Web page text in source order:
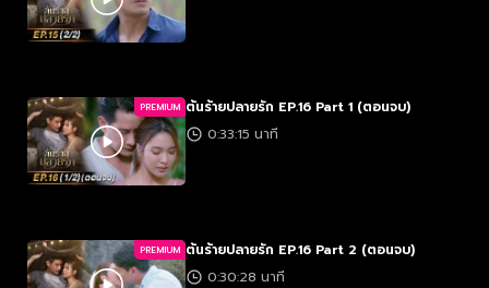
PREMIUM ต้นร้ายปลายรัก EP.16 Part 1 (ตอนจบ)
0:33:15 นาที
PREMIUM ต้นร้ายปลายรัก EP.16 Part 2 (ตอนจบ)
0:30:28 นาที